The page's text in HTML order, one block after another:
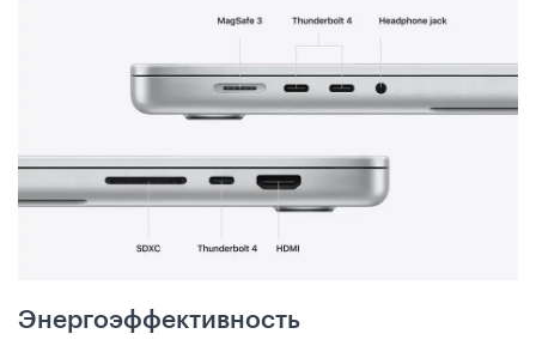
Энергоэффективность